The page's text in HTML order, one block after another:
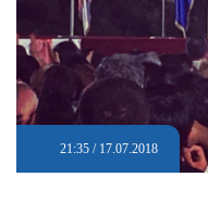
21:35 / 17.07.2018